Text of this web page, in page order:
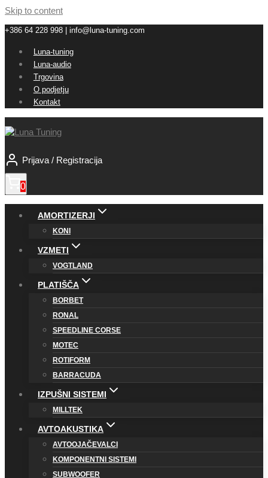
Skip to content
+386 64 228 998 | info@luna-tuning.com
Luna-tuning
Luna-audio
Trgovina
O podjetju
Kontakt
Prijava / Registracija
0
AMORTIZERJI
KONI
VZMETI
VOGTLAND
PLATIŠČA
BORBET
RONAL
SPEEDLINE CORSE
MOTEC
ROTIFORM
BARRACUDA
IZPUŠNI SISTEMI
MILLTEK
AVTOAKUSTIKA
AVTOOJAČEVALCI
KOMPONENTNI SISTEMI
SUBWOOFER